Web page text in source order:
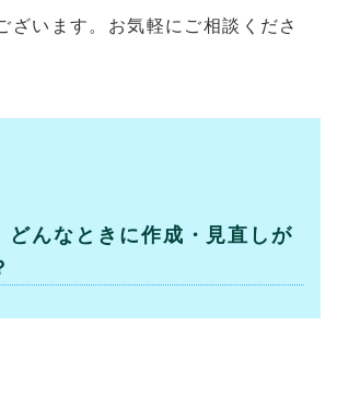
ざいます。お気軽にご相談くださ
どんなときに作成・見直しが